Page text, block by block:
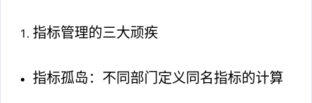
指标管理的三大顽疾
指标孤岛：不同部门定义同名指标的计算